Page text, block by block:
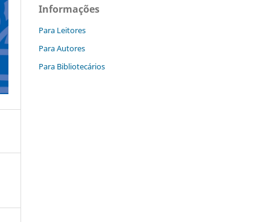
Informações
Para Leitores
Para Autores
Para Bibliotecários